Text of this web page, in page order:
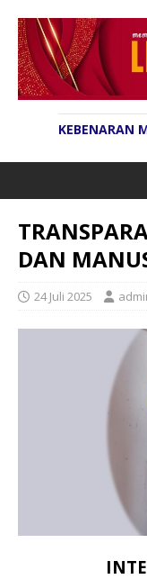
KEBENARAN
DAN
24 Juli 2025